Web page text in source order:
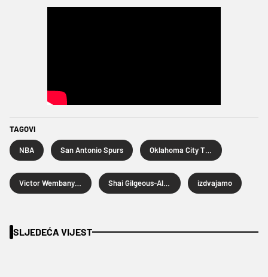
TAGOVI
NBA San Antonio Spurs
izdvajamo
SLJEDEĆA VIJEST